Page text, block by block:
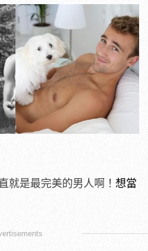
就是最完美的男人啊！ 想當